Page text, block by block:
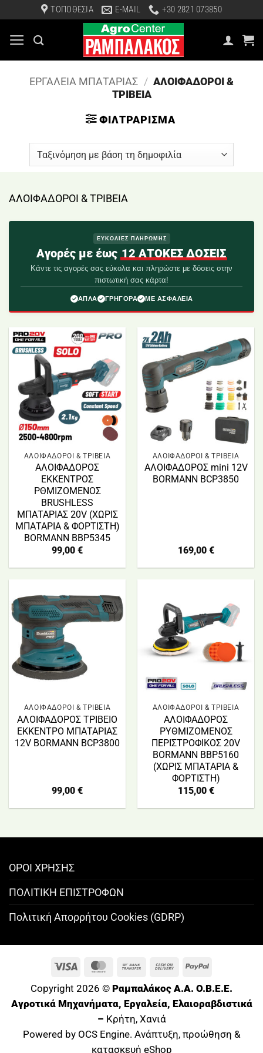
Μετάβαση
περιεχόμενο
ΤΟΠΟΘΕΣΙΑ E-MAIL +30 2821 073850
ΕΡΓΑΛΕΙΑ ΜΠΑΤΑΡΙΑΣ / ΑΛΟΙΦΑΔΟΡΟΙ &
ΤΡΙΒΕΙΑ
ΦΙΛΤΡΆΡΙΣΜΑ
ΑΛΟΙΦΑΔΟΡΟΙ & ΤΡΙΒΕΙΑ
ΕΥΚΟΛΙΕΣ ΠΛΗΡΩΜΗΣ
Αγορές με έως 12 ΑΤΟΚΕΣ ΔΟΣΕΙΣ
Κάντε τις αγορές σας εύκολα και πληρώστε με δόσεις στην
πιστωτική σας κάρτα!
ΑΠΛΑ ΓΡΗΓΟΡΑ ΜΕ ΑΣΦΑΛΕΙΑ
ΑΛΟΙΦΑΔΟΡΟΙ & ΤΡΙΒΕΙΑ
ΑΛΟΙΦΑΔΟΡΟΣ
ΕΚΚΕΝΤΡΟΣ
ΡΘΜΙΖΟΜΕΝΟΣ
BRUSHLESS
ΜΠΑΤΑΡΙΑΣ 20V (ΧΩΡΙΣ
ΜΠΑΤΑΡΙΑ & ΦΟΡΤΙΣΤΗ)
BORMANN BBP5345
99,00 €
ΑΛΟΙΦΑΔΟΡΟΙ & ΤΡΙΒΕΙΑ
ΑΛΟΙΦΑΔΟΡΟΣ mini 12V
BORMANN BCP3850
169,00 €
ΑΛΟΙΦΑΔΟΡΟΙ & ΤΡΙΒΕΙΑ
ΑΛΟΙΦΑΔΟΡΟΣ ΤΡΙΒΕΙΟ
ΕΚΚΕΝΤΡΟ ΜΠΑΤΑΡΙΑΣ
12V BORMANN BCP3800
99,00 €
ΑΛΟΙΦΑΔΟΡΟΙ & ΤΡΙΒΕΙΑ
ΑΛΟΙΦΑΔΟΡΟΣ
ΡΥΘΜΙΖΟΜΕΝΟΣ
ΠΕΡΙΣΤΡΟΦΙΚΟΣ 20V
BORMANN BBP5160
(ΧΩΡΙΣ ΜΠΑΤΑΡΙΑ &
ΦΟΡΤΙΣΤΗ)
115,00 €
ΟΡΟΙ ΧΡΗΣΗΣ
ΠΟΛΙΤΙΚΗ ΕΠΙΣΤΡΟΦΩΝ
Πολιτική Απορρήτου Cookies (GDRP)
Visa MasterCard
Bank
Cash
PayPal
Copyright 2026 © Ραμπαλάκος A.A. O.B.E.E.
Αγροτικά Μηχανήματα, Εργαλεία, Ελαιοραβδιστικά
– Κρήτη, Χανιά
Powered by OCS Engine. Ανάπτυξη, προώθηση &
κατασκευή eShop